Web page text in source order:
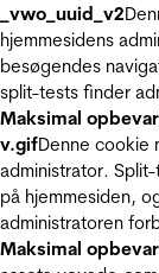
_vwo_uuid_v2
hjemmesidens
besøgendes
split-tests finder
Maksimal
v.gifDenne cookie
administrator.
på hjemmesiden,
administratoren
Maksimal